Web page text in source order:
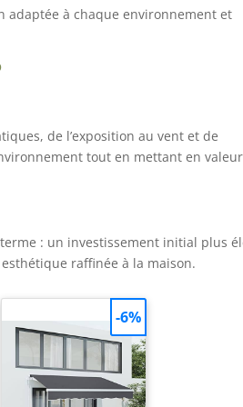
adaptée à chaque environnement et
de l’exposition au vent et de
tout en mettant en valeur
: un investissement initial plus
raffinée à la maison.
-6%